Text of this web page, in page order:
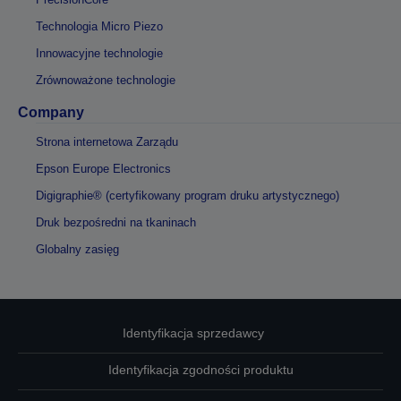
Technologia Micro Piezo
Innowacyjne technologie
Zrównoważone technologie
Company
Strona internetowa Zarządu
Epson Europe Electronics
Digigraphie® (certyfikowany program druku artystycznego)
Druk bezpośredni na tkaninach
Globalny zasięg
Identyfikacja sprzedawcy
Identyfikacja zgodności produktu